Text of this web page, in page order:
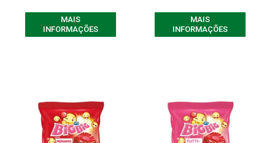
MAIS
INFORMAÇÕES
MAIS
INFORMAÇÕES